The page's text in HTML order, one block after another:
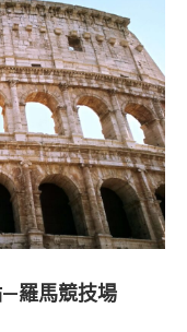
—羅馬競技場